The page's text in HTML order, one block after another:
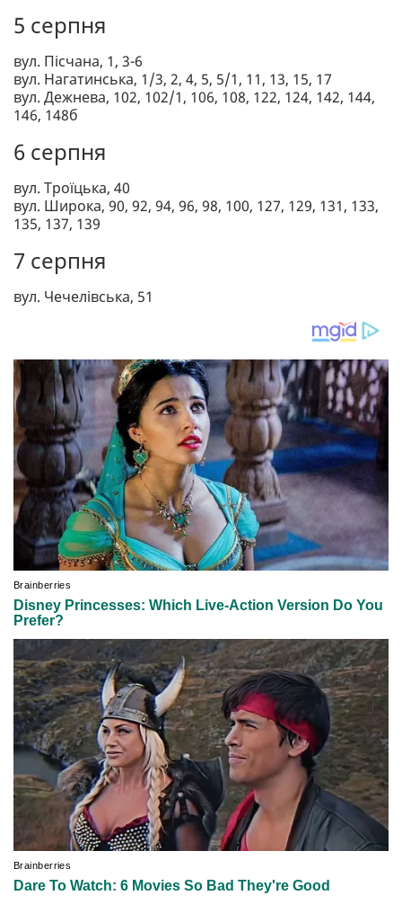
5 серпня
вул. Пісчана, 1, 3-6
вул. Нагатинська, 1/3, 2, 4, 5, 5/1, 11, 13, 15, 17
вул. Дежнева, 102, 102/1, 106, 108, 122, 124, 142, 144,
146, 148б
6 серпня
вул. Троїцька, 40
вул. Широка, 90, 92, 94, 96, 98, 100, 127, 129, 131, 133,
135, 137, 139
7 серпня
вул. Чечелівська, 51